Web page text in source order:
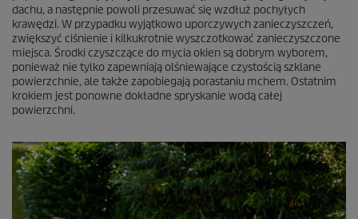
dachu, a następnie powoli przesuwać się wzdłuż pochyłych
krawędzi. W przypadku wyjątkowo uporczywych zanieczyszczeń,
zwiększyć ciśnienie i kilkukrotnie wyszczotkować zanieczyszczone
miejsca. Środki czyszczące do mycia okien są dobrym wyborem,
ponieważ nie tylko zapewniają olśniewające czystością szklane
powierzchnie, ale także zapobiegają porastaniu mchem. Ostatnim
krokiem jest ponowne dokładne spryskanie wodą całej
powierzchni.